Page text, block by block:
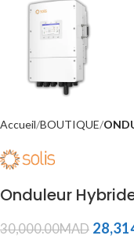
Accueil BOUTIQUE
Onduleur
30,000.00MAD